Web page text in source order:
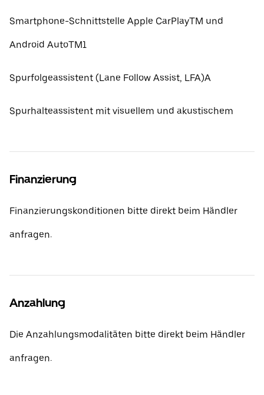
Smartphone-Schnittstelle Apple CarPlayTM und
Android AutoTM1
Spurfolgeassistent (Lane Follow Assist, LFA)A
Spurhalteassistent mit visuellem und akustischem
Finanzierung
Finanzierungskonditionen bitte direkt beim Händler
anfragen.
Anzahlung
Die Anzahlungsmodalitäten bitte direkt beim Händler
anfragen.